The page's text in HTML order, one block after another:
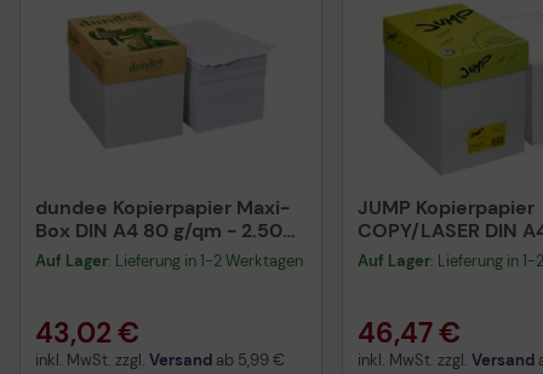
dundee Kopierpapier Maxi-
Box DIN A4 80 g/qm - 2.500
Blatt
Auf Lager: Lieferung in 1-2 Werktagen
43,02 €
inkl. MwSt. zzgl. Versand ab 5,99 €
JUMP Kopierpapier
COPY/LASER DIN
Auf Lager: Lieferung in
46,47 €
inkl. MwSt. zzgl. Versand